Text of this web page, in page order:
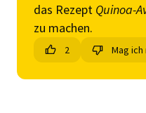
das Rezept Quinoa-
zu machen.
2 Mag